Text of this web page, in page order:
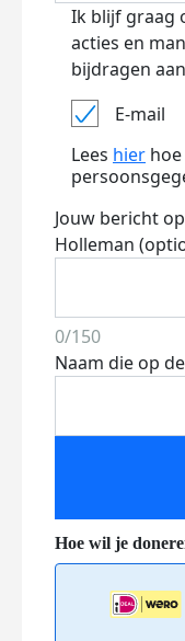
Ik blijf graag
acties en
bijdragen
E-mail
Lees hier
Jouw bericht
Holleman
0/150
Naam die op